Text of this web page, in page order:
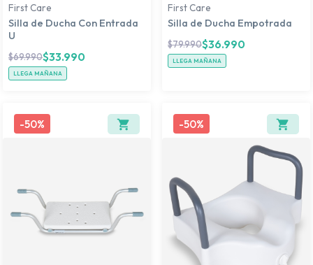
First Care
Silla de Ducha Con Entrada
U
$69.990$33.990
LLEGA MAÑANA
First Care
Silla de Ducha Empotrada
$79.990$36.990
LLEGA MAÑANA
-50% -50%